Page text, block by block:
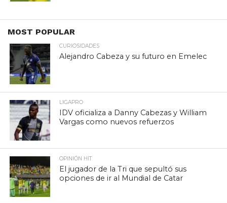
MOST POPULAR
CURIOSIDADES
Alejandro Cabeza y su futuro en Emelec
LIGAPRO
IDV oficializa a Danny Cabezas y William
Vargas como nuevos refuerzos
OPINIÓN HIT
El jugador de la Tri que sepultó sus
opciones de ir al Mundial de Catar